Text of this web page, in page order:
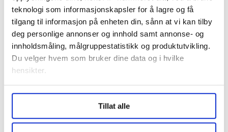
teknologi som informasjonskapsler for å lagre og få
tilgang til informasjon på enheten din, sånn at vi kan tilby
deg personlige annonser og innhold samt annonse- og
innholdsmåling, målgruppestatistikk og produktutvikling.
Du velger hvem som bruker dine data og i hvilke
hensikter.
Undermer infokan du lese om hvordan dine personlige
data behandles og hvordan du kan velge hvordan de skal
brukes. Du kan hele tiden endre eller trekke tilbake ditt
Tillat alle
7. Stortinget ber regjeringen utrede konkrete
modeller for oppsplitting av kjeder med sterk
markedsstilling i dagligvaremarkedet, herunder
vertikal oppsplitting, horisontal oppsplitting
etter butikkonsepter, eller kombinasjoner av
disse, og komme tilbake til Stortinget med en
vurdering av hvilken modell som vil være mest
hensiktsmessig for å motvirke uønsket
maktkonsentrasjon i dagligvarehandelen.
Del artikkel
Nå:5stillingsannonser